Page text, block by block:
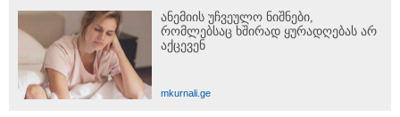
ანემიის უჩვეულო ნიშნები,
რომლებსაც ხშირად ყურადღებას არ
აქცევენ
mkurnali.ge